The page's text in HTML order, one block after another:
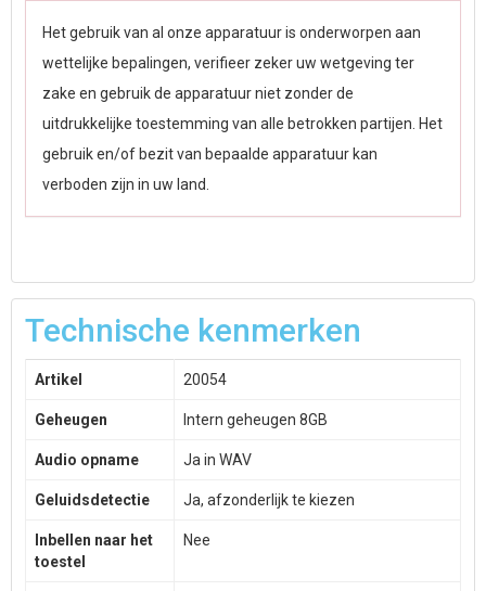
Het gebruik van al onze apparatuur is onderworpen aan
wettelijke bepalingen, verifieer zeker uw wetgeving ter
zake en gebruik de apparatuur niet zonder de
uitdrukkelijke toestemming van alle betrokken partijen. Het
gebruik en/of bezit van bepaalde apparatuur kan
verboden zijn in uw land.
Technische kenmerken
Artikel 20054
Geheugen Intern geheugen 8GB
Audio opname Ja in WAV
Geluidsdetectie Ja, afzonderlijk te kiezen
Inbellen naar het
toestel
Nee